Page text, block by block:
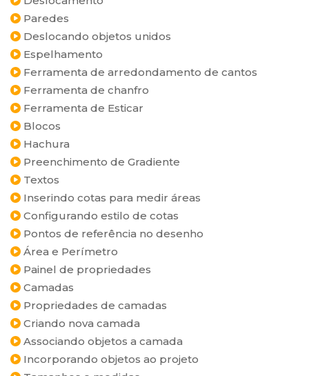
Paredes
Deslocando objetos unidos
Espelhamento
Ferramenta de arredondamento de cantos
Ferramenta de chanfro
Ferramenta de Esticar
Blocos
Hachura
Preenchimento de Gradiente
Textos
Inserindo cotas para medir áreas
Configurando estilo de cotas
Pontos de referência no desenho
Área e Perímetro
Painel de propriedades
Camadas
Propriedades de camadas
Criando nova camada
Associando objetos a camada
Incorporando objetos ao projeto